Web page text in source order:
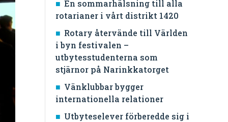
En sommarhälsning till alla
rotarianer i vårt distrikt 1420
Rotary återvände till Världen
i byn festivalen –
utbytesstudenterna som
stjärnor på Narinkkatorget
Vänklubbar bygger
internationella relationer
Utbyteselever förberedde sig i